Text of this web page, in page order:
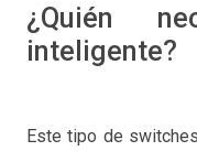
¿Quién
inteligente?
Este tipo de